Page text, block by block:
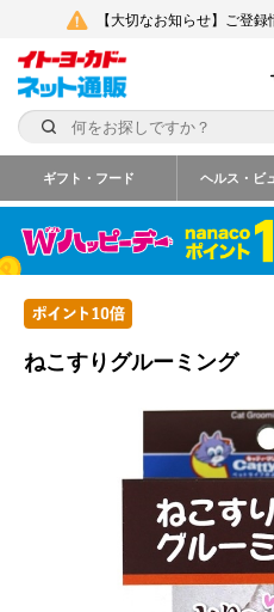
【大切なお知らせ】ご登
ギフト・フード ヘルス・ビ
ねこすりグルーミング